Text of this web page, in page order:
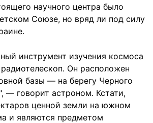
научного центра было
Союзе, но вряд ли под силу
инструмент изучения космоса
Он расположен
базы — на берегу Черного
— говорит астроном. Кстати,
ценной земли на южном
и являются предметом